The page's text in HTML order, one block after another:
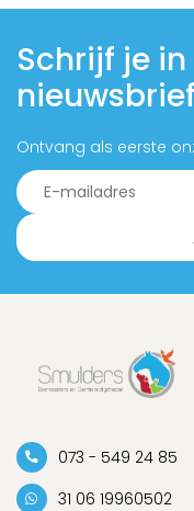
Schrijf je
nieuwsbrief
Ontvang als eerste
073 - 549 24 85
31 06 19960502